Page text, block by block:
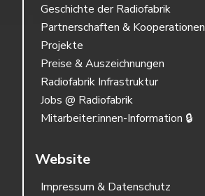
Geschichte der Radiofabrik
Partnerschaften & Kooperationen
Projekte
Preise & Auszeichnungen
Radiofabrik Infrastruktur
Jobs @ Radiofabrik
Mitarbeiter:innen-Information 🔒
Website
Impressum & Datenschutz